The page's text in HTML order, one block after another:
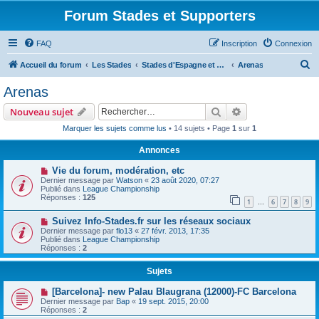
Forum Stades et Supporters
FAQ Connexion
Inscription
Accueil du forum Les Stades Stades d'Espagne et du Portugal Arenas
Arenas
Nouveau sujet Rechercher
Marquer les sujets comme lus • 14 sujets • Page 1 sur 1
Annonces
Vie du forum, modération, etc
Dernier message par Watson « 23 août 2020, 07:27
Publié dans League Championship
Réponses : 125 1 … 6 7 8 9
Suivez Info-Stades.fr sur les réseaux sociaux
Dernier message par flo13 « 27 févr. 2013, 17:35
Publié dans League Championship
Réponses : 2
Sujets
[Barcelona]- new Palau Blaugrana (12000)-FC Barcelona
Dernier message par Bap « 19 sept. 2015, 20:00
Réponses : 2